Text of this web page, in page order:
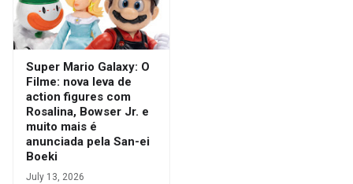
Super Mario Galaxy: O
Filme: nova leva de
action figures com
Rosalina, Bowser Jr. e
muito mais é
anunciada pela San-ei
Boeki
July 13, 2026